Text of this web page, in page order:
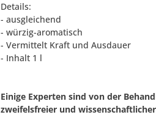
Details:
- ausgleichend
- würzig-aromatisch
- Vermittelt Kraft und Ausdauer
- Inhalt 1 l
Einige Experten sind von der
zweifelsfreier und